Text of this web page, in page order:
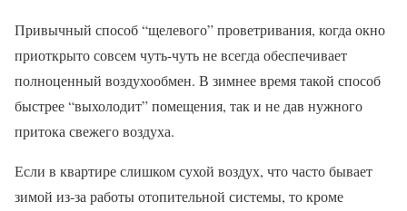
Привычный способ “щелевого” проветривания, когда окно
приоткрыто совсем чуть-чуть не всегда обеспечивает
полноценный воздухообмен. В зимнее время такой способ
быстрее “выхолодит” помещения, так и не дав нужного
притока свежего воздуха.
Если в квартире слишком сухой воздух, что часто бывает
зимой из-за работы отопительной системы, то кроме